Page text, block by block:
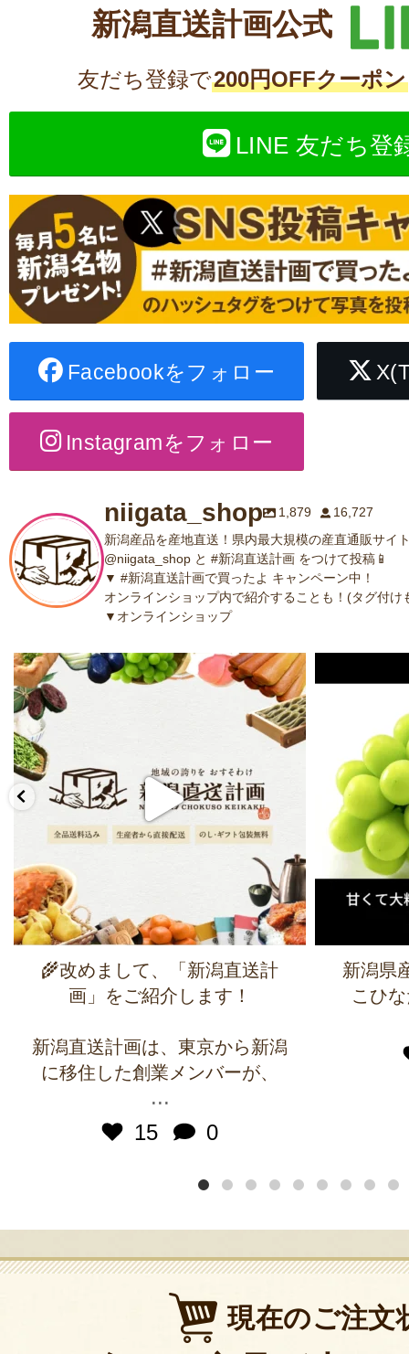
新潟直送計画公式
友だち登録で200円OFFクーポン
LINE 友だち登
Facebookをフォロー
Instagramをフォロー
niigata_shop 1,879
16,727
新潟産品を産地直送！県内最大規模の産直通販サイ
@niigata_shop と #新潟直送計画 をつけて投稿📱
▼ #新潟直送計画で買ったよ キャンペーン中！
オンラインショップ内で紹介することも！(タグ付け
▼オンラインショップ
🌾改めまして、「新潟直送計
画」をご紹介します！
新潟直送計画は、東京から新潟
に移住した創業メンバーが、
...
15
0
新潟県
こひ
現在のご注文